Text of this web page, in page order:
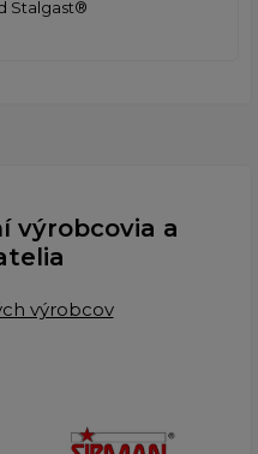
Stalgast®
výrobcovia a
výrobcov